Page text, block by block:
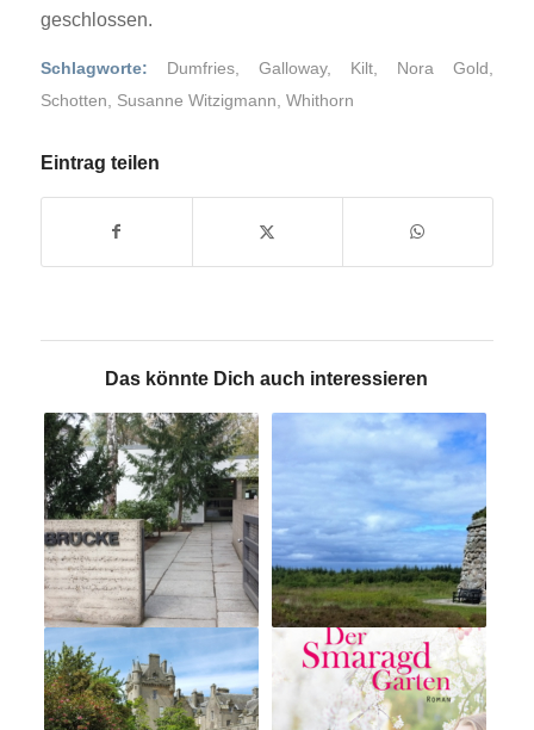
geschlossen.
Schlagworte: Dumfries, Galloway, Kilt Nora Gold
Schotten
Susanne Witzigmann Whithorn
Eintrag teilen
Das könnte Dich auch interessieren